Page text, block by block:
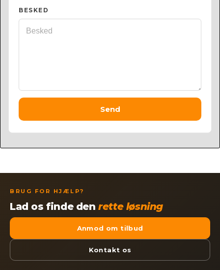
BESKED
Send
BRUG FOR HJÆLP?
Lad os finde denrette løsning
Anmod om tilbud
Kontakt os